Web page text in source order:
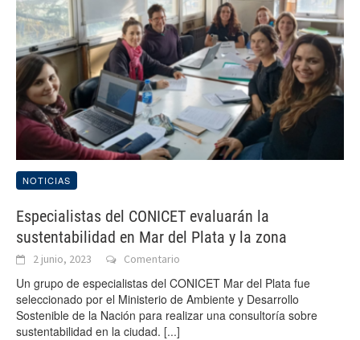
NOTICIAS
Especialistas del CONICET evaluarán la
sustentabilidad en Mar del Plata y la zona
2 junio, 2023 Comentario
Un grupo de especialistas del CONICET Mar del Plata fue
seleccionado por el Ministerio de Ambiente y Desarrollo
Sostenible de la Nación para realizar una consultoría sobre
sustentabilidad en la ciudad. [...]